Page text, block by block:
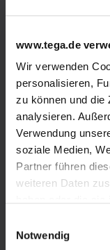
www.tega.de
Wir verwenden
personalisieren,
zu können und die
analysieren.
Verwendung
soziale Medien,
Partner führen
weiteren Daten
Wir verwenden
Notwendig
Produkte
Biogenes
Einsatzgebiete
Sicherheit und
Gasgeräte